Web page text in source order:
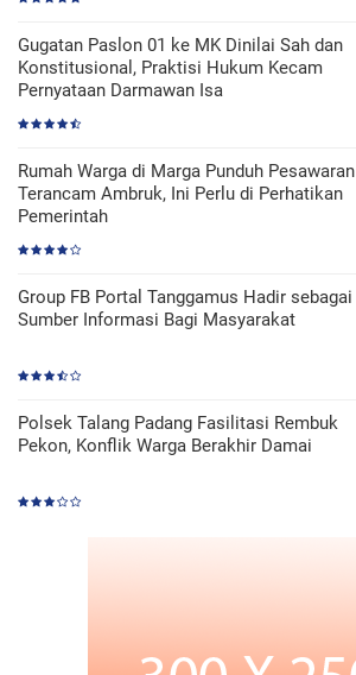
Gugatan Paslon 01 ke MK Dinilai Sah dan
Konstitusional, Praktisi Hukum Kecam
Pernyataan Darmawan Isa
Rumah Warga di Marga Punduh Pesawaran
Terancam Ambruk, Ini Perlu di Perhatikan
Pemerintah
Group FB Portal Tanggamus Hadir sebagai
Sumber Informasi Bagi Masyarakat
Polsek Talang Padang Fasilitasi Rembuk
Pekon, Konflik Warga Berakhir Damai